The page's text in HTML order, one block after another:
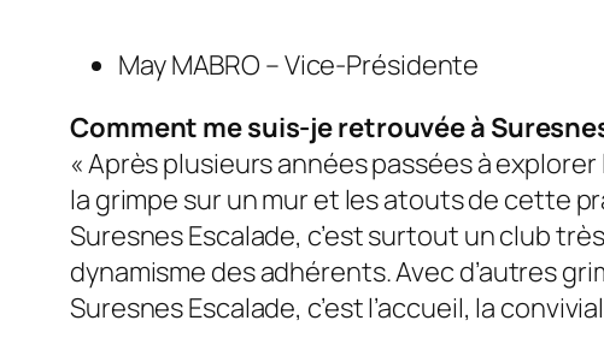
May MABRO – Vice-Présidente
Comment me suis-je retrouvée à
« Après plusieurs années passées à
la grimpe sur un mur et les atouts de cette
Suresnes Escalade, c’est surtout un club
dynamisme des adhérents. Avec d’autres
Suresnes Escalade, c’est l’accueil, la